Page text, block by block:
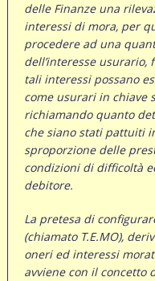
delle Finanze una
interessi di mora, per
procedere ad una
dell’interesse
tali interessi possano
come usurari in chiave
richiamando quanto
che siano stati pattuiti
sproporzione delle
condizioni di difficoltà
debitore.
La pretesa di
(chiamato T.E.MO),
oneri ed interessi
avviene con il concetto